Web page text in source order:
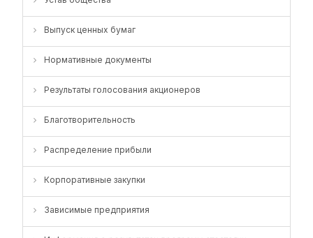
Выпуск ценных бумаг
Нормативные документы
Результаты голосования акционеров
Благотворительность
Распределение прибыли
Корпоративные закупки
Зависимые предприятия